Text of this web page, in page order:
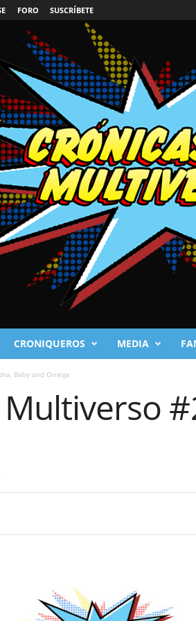
FORO SUSCRÍBETE
CRONIQUEROS MEDIA
Baby and Omega